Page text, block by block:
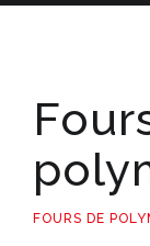
FOURS DE